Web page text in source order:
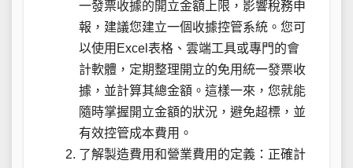
一發票收據的開立金額上限，影響稅務申
報，建議您建立一個收據控管系統。您可
以使用Excel表格、雲端工具或專門的會
計軟體，定期整理開立的免用統一發票收
據，並計算其總金額。這樣一來，您就能
隨時掌握開立金額的狀況，避免超標，並
有效控管成本費用。
了解製造費用和營業費用的定義：正確計